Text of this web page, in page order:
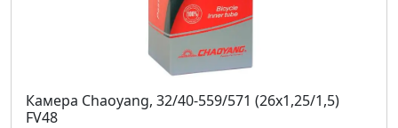
Камера Chaoyang, 32/40-559/571 (26x1,25/1,5)
FV48